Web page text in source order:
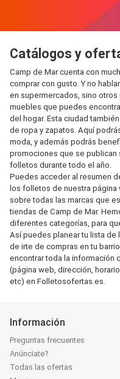
Catálogos y
Camp de Mar cuenta con
comprar con gusto. Y no
en supermercados, sino
muebles que puedes
del hogar. Esta ciudad
de ropa y zapatos. Aquí
moda, y además podrás
promociones que se publican
folletos durante todo el año.
Puedes acceder al resumen
los folletos de nuestra
sobre todas las marcas que
tiendas de Camp de Mar.
diferentes categorías, para
Así puedes planear tu lista de
de irte de compras en tu
encontrar toda la información
(página web, dirección,
etc) en Folletosofertas.es.
Información
Preguntas frecuentes
Anúnciate?
Todas las ofertas